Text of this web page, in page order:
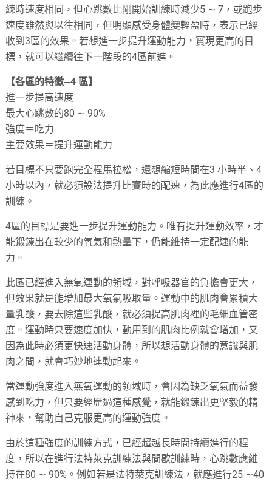
練時速度相同，但心跳數比剛開始訓練時減少5 ∼ 7，或跑步
速度雖然與以往相同，但明顯感受身體變輕盈時，表示已經
收到3區的效果。若想進一步提升運動能力，實現更高的目
標，就可以繼續往下一階段的4區前進。
【各區的特徵─4 區】
進一步提高速度
最大心跳數的80 ∼ 90%
強度＝吃力
主要效果＝提升運動能力
若目標不只要跑完全程馬拉松，還想縮短時間在3 小時半、4
小時以內，就必須設法提升比賽時的配速，為此應進行4區的
訓練。
4區的目標是要進一步提升運動能力。唯有提升運動效率，才
能鍛鍊出在較少的氧氣和熱量下，仍能維持一定配速的能
力。
此區已經進入無氧運動的領域，對呼吸器官的負擔會更大，
但效果就是能增加最大氧氣吸取量。運動中的肌肉會累積大
量乳酸，要去除這些乳酸，就必須提高肌肉裡的毛細血管密
度。運動時只要速度加快，動用到的肌肉比例就會增加，又
因為此時必須更快速活動身體，所以想活動身體的意識與肌
肉之間，就會巧妙地連動起來。
當運動強度進入無氧運動的領域時，會因為缺乏氧氣而益發
感到吃力，但只要經歷過這種感覺，就能鍛鍊出更堅毅的精
神來，幫助自己克服更高的運動強度。
由於這種強度的訓練方式，已經超越長時間持續進行的程
度，所以在進行法特萊克訓練法與間歇訓練時，心跳數應維
持在80 ∼ 90%。例如若是法特萊克訓練法，就應進行25 ∼40